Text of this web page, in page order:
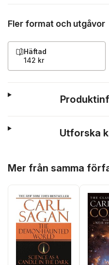
Fler format och utgåvor
Häftad
142 kr
Utforska
Mer från samma